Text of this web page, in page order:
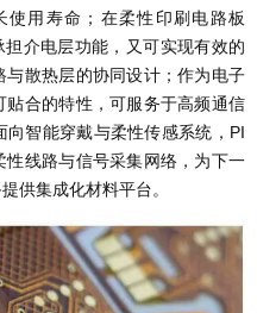
用寿命；在柔性印刷电路板
担介电层功能，又可实现有效的
散热层的协同设计；作为电子
合的特性，可服务于高频通信
智能穿戴与柔性传感系统，PI
线路与信号采集网络，为下一
供集成化材料平台。